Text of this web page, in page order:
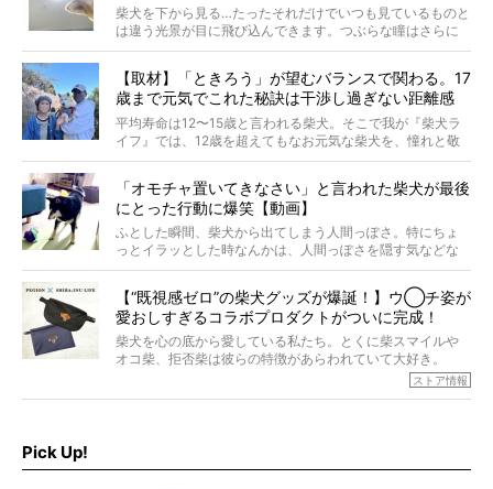
柴犬を下から見る…たったそれだけでいつも見ているものと
は違う光景が目に飛び込んできます。つぶらな瞳はさらに
つぶらに見え、モフモフのお顔はさらにモフモフに見えま
【取材】「ときろう」が望むバランスで関わる。17
歳まで元気でこれた秘訣は干渉し過ぎない距離感
#38ときろう
平均寿命は12〜15歳と言われる柴犬。そこで我が『柴犬ラ
イフ』では、12歳を超えてもなお元気な柴犬を、憧れと敬
意を込めて“レジェンド柴”と呼んでいます。 この特集で
ォーカスし、その元気の秘訣や、老犬と暮らすうえで大切
だと思うことを、オーナーさんに語っていただきます。今
回登場してくれたのは、17歳のときろうくん。小さい頃か
ら食が細かったため、何でも食べさせてきたということで
「オモチャ置いてきなさい」と言われた柴犬が最後
にとった行動に爆笑【動画】
ふとした瞬間、柴犬から出てしまう人間っぽさ。特にちょ
っとイラッとした時なんかは、人間っぽさを隠す気などな
いように見えます。もしかして本当の本当は、中身は人間
【“既視感ゼロ”の柴犬グッズが爆誕！】ウ◯チ姿が
愛おしすぎるコラボプロダクトがついに完成！
柴犬を心の底から愛している私たち。とくに柴スマイルや
オコ柴、拒否柴は彼らの特徴があらわれていて大好き。
でもちょっと待て…もうひとつ、忘れてはならない愛おしい
ストア情報
Pick Up!